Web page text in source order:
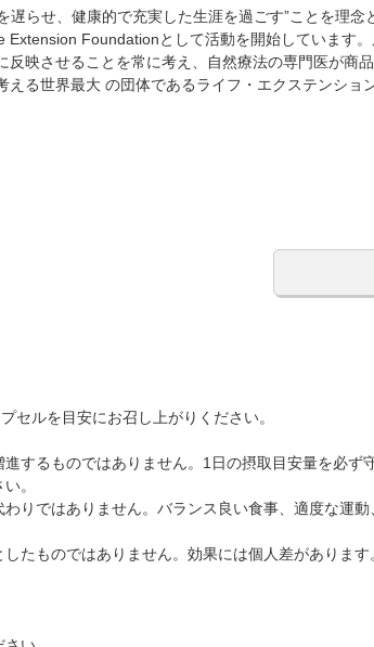
らせ、健康的で充実した生涯を過ごす”ことを理
Foundationとして活動を開始しています
映させることを常に考え、自然療法の専門医が商
る世界最大 の団体であるライフ・エクステンショ
セルを目安にお召し上がりください。
するものではありません。1日の摂取目安量を必ず
。
りではありません。バランス良い食事、適度な運
たものではありません。効果には個人差があります